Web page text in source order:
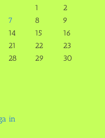
1
2
7 8
9
14 15
16
21 22
23
28 29
30